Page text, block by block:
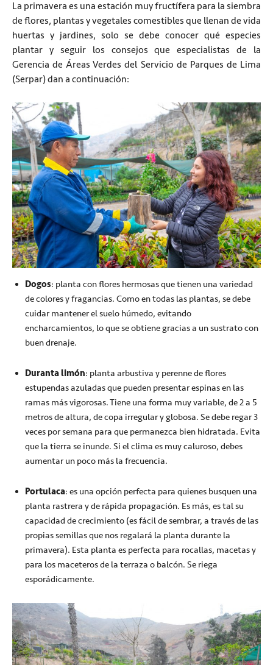
La primavera es una estación muy fructífera para la siembra
de flores, plantas y vegetales comestibles que llenan de vida
huertas y jardines, solo se debe conocer qué especies
plantar y seguir los consejos que especialistas de la
Gerencia de Áreas Verdes del Servicio de Parques de Lima
(Serpar) dan a continuación:
Dogos: planta con flores hermosas que tienen una variedad
de colores y fragancias. Como en todas las plantas, se debe
cuidar mantener el suelo húmedo, evitando
encharcamientos, lo que se obtiene gracias a un sustrato con
buen drenaje.
Duranta limón: planta arbustiva y perenne de flores
estupendas azuladas que pueden presentar espinas en las
ramas más vigorosas. Tiene una forma muy variable, de 2 a 5
metros de altura, de copa irregular y globosa. Se debe regar 3
veces por semana para que permanezca bien hidratada. Evita
que la tierra se inunde. Si el clima es muy caluroso, debes
aumentar un poco más la frecuencia.
Portulaca: es una opción perfecta para quienes busquen una
planta rastrera y de rápida propagación. Es más, es tal su
capacidad de crecimiento (es fácil de sembrar, a través de las
propias semillas que nos regalará la planta durante la
primavera). Esta planta es perfecta para rocallas, macetas y
para los maceteros de la terraza o balcón. Se riega
esporádicamente.